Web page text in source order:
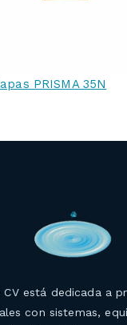
PRISMA 35N
CV está dedicada a
con sistemas,